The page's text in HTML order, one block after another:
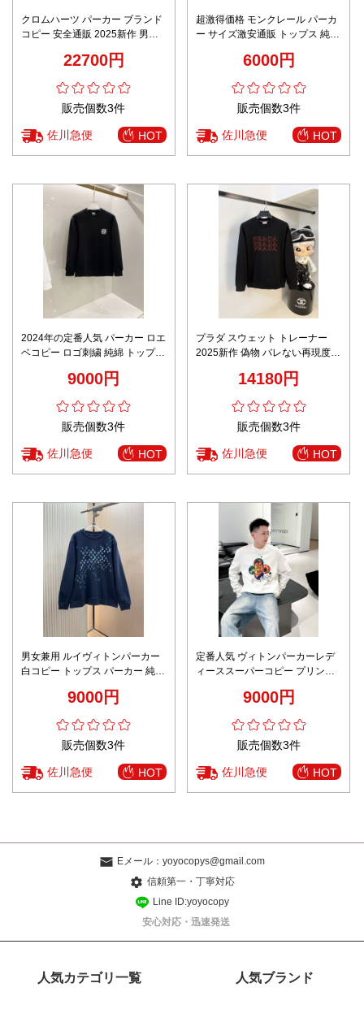
クロムハーツ パーカー ブランド
コピー 安全通販 2025新作 男女
素材 快適な着心地 高評価モデル
22700円
販売個数3件
佐川急便 HOT
超激得価格 モンクレール パーカ
ー サイズ激安通販 トップス 純綿
6000円
販売個数3件
佐川急便 HOT
2024年の定番人気 パーカー ロエ
ベコピー ロゴ刺繍 純綿 トップス
9000円
販売個数3件
佐川急便 HOT
プラダ スウェット トレーナー
2025新作 偽物 バレない再現度
好 男女兼用 高級感仕上げ 即納対
14180円
販売個数3件
佐川急便 HOT
男女兼用 ルイヴィトンパーカー
白コピー トップス パーカー 純綿
9000円
販売個数3件
佐川急便 HOT
定番人気 ヴィトンパーカーレデ
ィーススーパーコピー プリント
9000円
販売個数3件
佐川急便 HOT
Eメール： yoyocopys@gmail.com
信頼第一・丁寧対応
Line ID:yoyocopy
安心対応・迅速発送
人気カテゴリ一覧 人気ブランド